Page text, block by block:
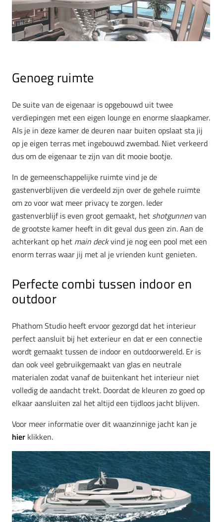
Genoeg ruimte
De suite van de eigenaar is opgebouwd uit twee
verdiepingen met een eigen lounge en enorme slaapkamer.
Als je in deze kamer de deuren naar buiten opslaat sta jij
op je eigen terras met ingebouwd zwembad. Niet verkeerd
dus om de eigenaar te zijn van dit mooie bootje.
In de gemeenschappelijke ruimte vind je de
gastenverblijven die verdeeld zijn over de gehele ruimte
om zo voor wat meer privacy te zorgen. Ieder
gastenverblijf is even groot gemaakt, het shotgunnenvan
de grootste kamer heeft in dit geval dus geen zin. Aan de
achterkant op het main deckvind je nog een pool met een
enorm terras waar jij met al je vrienden kunt genieten.
Perfecte combi tussen indoor en
outdoor
Phathom Studio heeft ervoor gezorgd dat het interieur
perfect aansluit bij het exterieur en dat er een connectie
wordt gemaakt tussen de indoor en outdoorwereld. Er is
dan ook veel gebruikgemaakt van glas en neutrale
materialen zodat vanaf de buitenkant het interieur niet
volledig de aandacht trekt. Doordat de kleuren zo goed op
elkaar aansluiten zal het altijd een tijdloos jacht blijven.
Voor meer informatie over dit waanzinnige jacht kan je
hier klikken.